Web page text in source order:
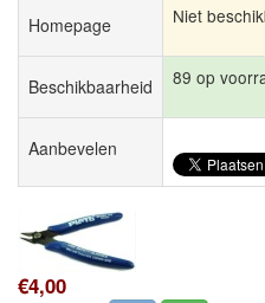
Homepage Niet
Beschikbaarheid 89 op
Aanbevelen
€4,00